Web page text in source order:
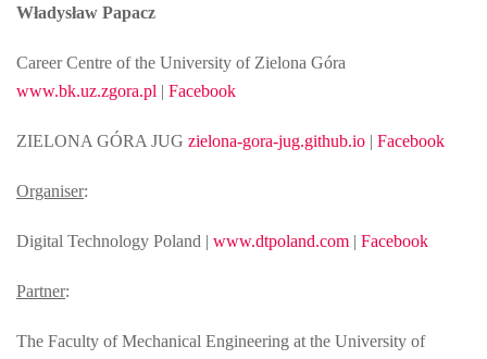
Władysław Papacz
Career Centre of the University of Zielona Góra
www.bk.uz.zgora.pl | Facebook
ZIELONA GÓRA JUG zielona-gora-jug.github.io | Facebook
Organiser:
Digital Technology Poland | www.dtpoland.com | Facebook
Partner:
The Faculty of Mechanical Engineering at the University of